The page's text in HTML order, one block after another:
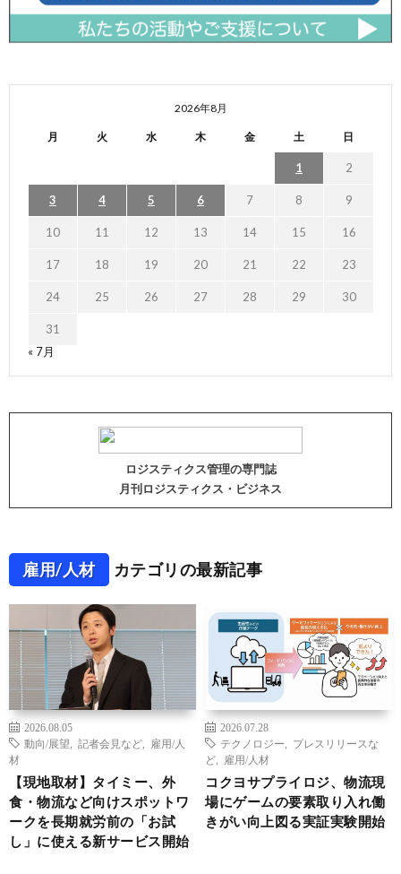
2026年8月
月 火 水 木 金 土 日
1 2
3 4 5 6 7 8 9
10 11 12 13 14 15 16
17 18 19 20 21 22 23
24 25 26 27 28 29 30
31
« 7月
ロジスティクス管理の専門誌
月刊ロジスティクス・ビジネス
雇用/人材 カテゴリの最新記事
2026.08.05
動向/展望
記者会見など
雇用/人
材
【現地取材】タイミー、外
食・物流など向けスポットワ
ークを長期就労前の「お試
し」に使える新サービス開始
2026.07.28
テクノロジー
プレスリリースな
ど
雇用/人材
コクヨサプライロジ、物流現
場にゲームの要素取り入れ働
きがい向上図る実証実験開始